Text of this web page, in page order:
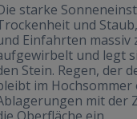
starke
und
Einfahrten massiv
und legt
Stein. Regen, der
im Hochsommer
mit der